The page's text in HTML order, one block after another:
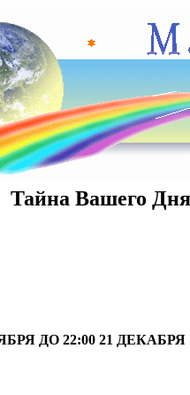
Тайна Вашего
ДО 22:00 21 ДЕКАБРЯ